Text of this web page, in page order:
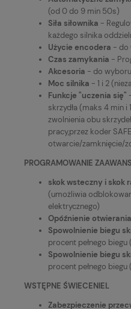
(od 0 do 9 min 50s)
Siła siłownika -
każdego silnika
Użycie encodera - do
Czas zamykania -
Akcesoria - do wyboru
Moc silnika - 1 i 2
Funkcje "uczenia się"
skrzydła (maks 4 min i
zwolnienia obu
pracy,przez koder
otwarcie/zamknięcie/
PROGRAMOWANIE
skok wsteczny i skok
(umożliwia
elektrycznego)
Opóźnienie otwierania
Spowolnienie biegu
procent pełnego biegu
Spowolnienie biegu
procent pełnego biegu
WSTĘPNE ŚWIECENIEL
Zabezpieczenie